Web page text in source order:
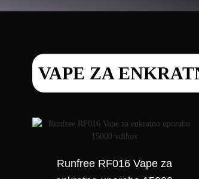
VAPE ZA
Runfree RF016 Vape za
tekočina za vape